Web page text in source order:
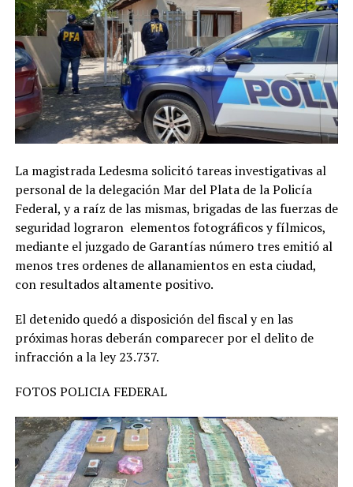
La magistrada Ledesma solicitó tareas investigativas al
personal de la delegación Mar del Plata de la Policía
Federal, y a raíz de las mismas, brigadas de las fuerzas de
seguridad lograron elementos fotográficos y fílmicos,
mediante el juzgado de Garantías número tres emitió al
menos tres ordenes de allanamientos en esta ciudad,
con resultados altamente positivo.
El detenido quedó a disposición del fiscal y en las
próximas horas deberán comparecer por el delito de
infracción a la ley 23.737.
FOTOS POLICIA FEDERAL